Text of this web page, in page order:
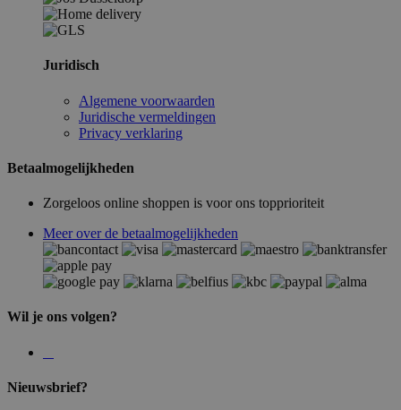
Juridisch
Algemene voorwaarden
Juridische vermeldingen
Privacy verklaring
Betaalmogelijkheden
Zorgeloos online shoppen is voor ons topprioriteit
Meer over de betaalmogelijkheden
Wil je ons volgen?
Nieuwsbrief?